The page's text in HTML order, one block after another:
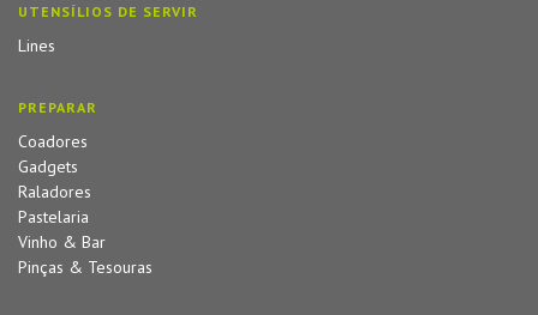
UTENSÍLIOS DE SERVIR
Lines
PREPARAR
Coadores
Gadgets
Raladores
Pastelaria
Vinho & Bar
Pinças & Tesouras